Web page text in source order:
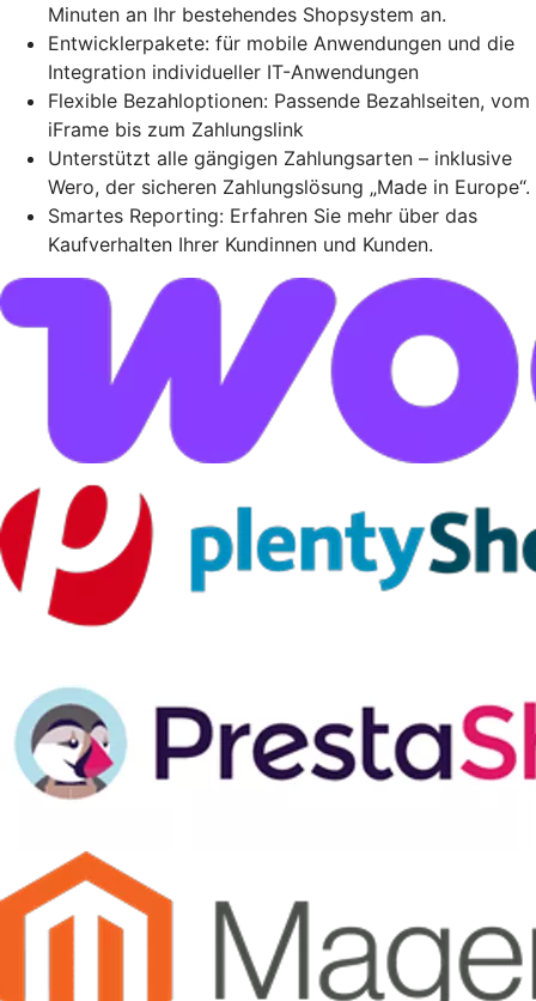
Minuten an Ihr bestehendes Shopsystem an.
Entwicklerpakete: für mobile Anwendungen und die
Integration individueller IT-Anwendungen
Flexible Bezahloptionen: Passende Bezahlseiten, vom
iFrame bis zum Zahlungslink
Unterstützt alle gängigen Zahlungsarten – inklusive
Wero, der sicheren Zahlungslösung „Made in Europe“.
Smartes Reporting: Erfahren Sie mehr über das
Kaufverhalten Ihrer Kundinnen und Kunden.